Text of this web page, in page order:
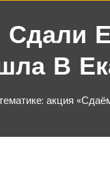
Сдали
В
акция